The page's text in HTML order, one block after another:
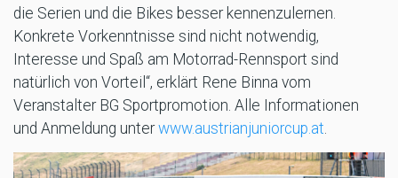
die Serien und die Bikes besser kennenzulernen.
Konkrete Vorkenntnisse sind nicht notwendig,
Interesse und Spaß am Motorrad-Rennsport sind
natürlich von Vorteil“, erklärt Rene Binna vom
Veranstalter BG Sportpromotion. Alle Informationen
und Anmeldung unterwww.austrianjuniorcup.at